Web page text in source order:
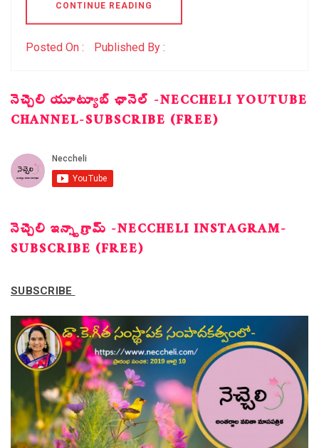
CONTINUE READING
Posted On : Published By :
నెచ్చెలి యూట్యూబ్ ఛానెల్ -NECCHELI YOUTUBE
CHANNEL-SUBSCRIBE (FREE)
నెచ్చెలి ఇన్స్టాగ్రామ్ -NECCHELI INSTAGRAM-
SUBSCRIBE (FREE)
SUBSCRIBE